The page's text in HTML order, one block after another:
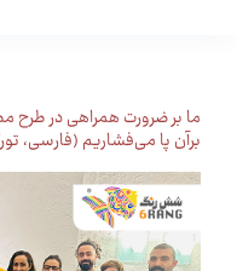
ما بر ضرورت همراهی در طرح
برآن پا می‌فشاریم (فارسی،